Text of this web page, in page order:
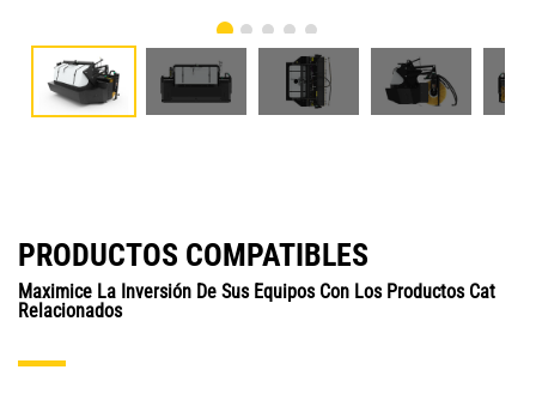
PRODUCTOS COMPATIBLES
Maximice La Inversión De Sus Equipos Con Los Productos Cat
Relacionados